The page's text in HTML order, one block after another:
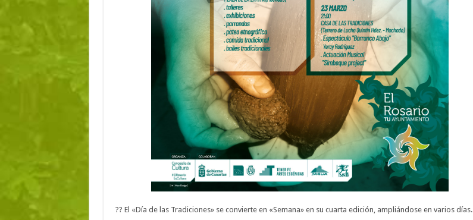
?? El «Día de las Tradiciones» se convierte en «Semana» en su cuarta edición, ampliándose en varios días.